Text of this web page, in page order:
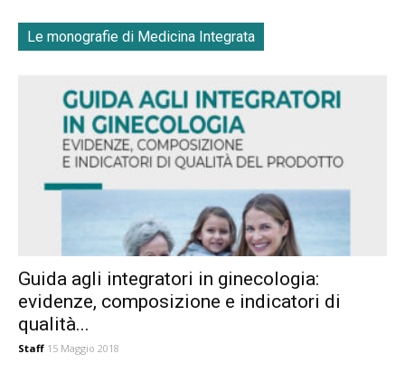
Le monografie di Medicina Integrata
Guida agli integratori in ginecologia:
evidenze, composizione e indicatori di
qualità...
Staff 15 Maggio 2018